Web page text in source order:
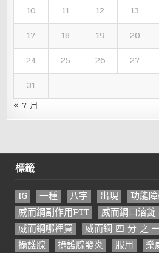
10
11 12 13
17
18 19 20
24
25 26 27
31
« 7 月
標籤
IG 一種 八字 出現 功能
威而鋼副作用PTT
威而鋼口溶錠
威而鋼哪裡買
威而鋼 四 分 之
攝護腺
攝護腺發炎 服用 樂